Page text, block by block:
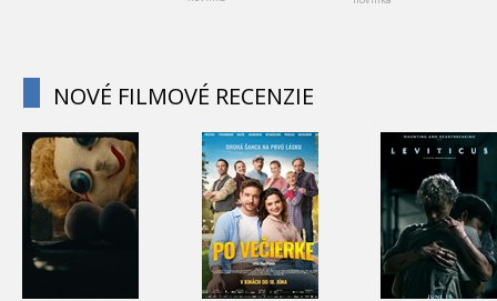
NOVÉ FILMOVÉ RECENZIE